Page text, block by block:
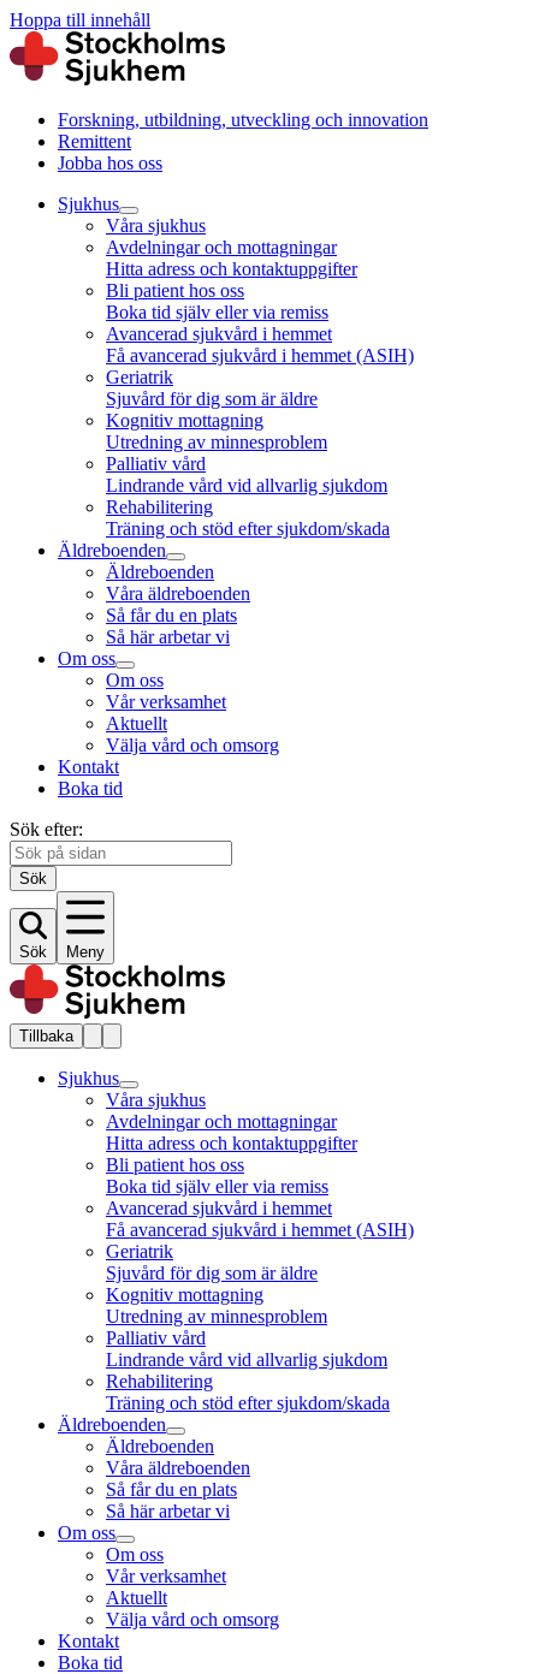
Hoppa till innehåll
Forskning, utbildning, utveckling och innovation
Remittent
Jobba hos oss
Sjukhus
Våra sjukhus
Avdelningar och mottagningar
Hitta adress och kontaktuppgifter
Bli patient hos oss
Boka tid själv eller via remiss
Avancerad sjukvård i hemmet
Få avancerad sjukvård i hemmet (ASIH)
Geriatrik
Sjuvård för dig som är äldre
Kognitiv mottagning
Utredning av minnesproblem
Palliativ vård
Lindrande vård vid allvarlig sjukdom
Rehabilitering
Träning och stöd efter sjukdom/skada
Äldreboenden
Äldreboenden
Våra äldreboenden
Så får du en plats
Så här arbetar vi
Om oss
Om oss
Vår verksamhet
Aktuellt
Välja vård och omsorg
Kontakt
Boka tid
Sök efter:
Sök
Sök Meny
Tillbaka
Sjukhus
Våra sjukhus
Avdelningar och mottagningar
Hitta adress och kontaktuppgifter
Bli patient hos oss
Boka tid själv eller via remiss
Avancerad sjukvård i hemmet
Få avancerad sjukvård i hemmet (ASIH)
Geriatrik
Sjuvård för dig som är äldre
Kognitiv mottagning
Utredning av minnesproblem
Palliativ vård
Lindrande vård vid allvarlig sjukdom
Rehabilitering
Träning och stöd efter sjukdom/skada
Äldreboenden
Äldreboenden
Våra äldreboenden
Så får du en plats
Så här arbetar vi
Om oss
Om oss
Vår verksamhet
Aktuellt
Välja vård och omsorg
Kontakt
Boka tid